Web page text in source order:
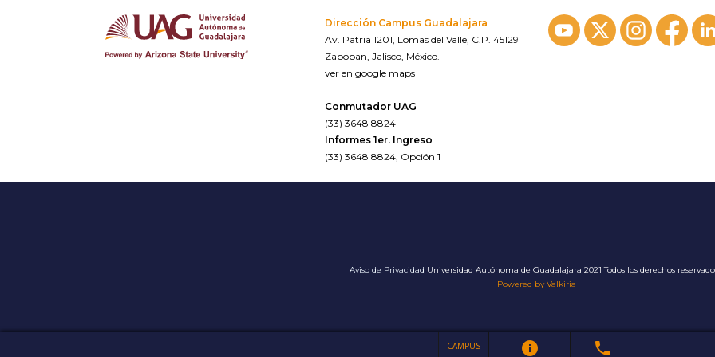
CAMPUS info phone
Dirección Campus Guadalajara
Av. Patria 1201, Lomas del Valle, C.P. 45129
Zapopan, Jalisco, México.
ver en google maps
Conmutador UAG
(33) 3648 8824
Informes 1er. Ingreso
(33) 3648 8824, Opción 1
Aviso de Privacidad Universidad Autónoma de Guadalajara 2021 Todos los derechos
Powered by Valkiria